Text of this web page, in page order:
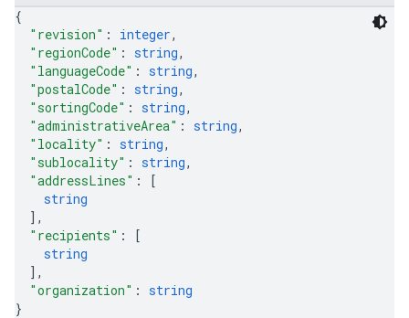
{
"revision" : integer,
"regionCode" : string,
"languageCode" : string,
"postalCode" : string,
"sortingCode" : string,
"administrativeArea" : string,
"locality" : string,
"sublocality" : string,
"addressLines" :
[
string
] ,
"recipients" :
[
string
] ,
"organization" : string
}